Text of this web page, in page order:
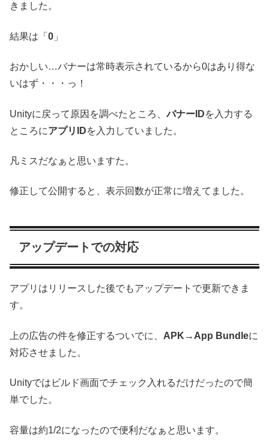
きました。
結果は「 0 」
おかしい…バナーは常時表示されているから0はあり得な
いはず・・・っ！
Unityに戻って原因を調べたところ、バナーIDを入力する
ところにアプリIDを入力していました。
凡ミスだなぁと思いますた。
修正して公開すると、表示回数が正常に増えてました。
アップデートでの対応
アプリはリリースした後でもアップデートで更新できま
す。
上の広告の件を修正するついでに、 APK → App Bundleに
対応させました。
Unityではビルド画面でチェック入れるだけだったので簡
単でした。
容量は約1/2になったので便利だなぁと思います。